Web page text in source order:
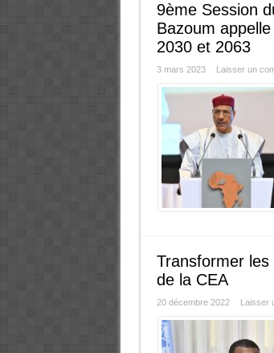
9ème Session
Bazoum
2030 et 2063
3 mars 2023 Laisser un
Transformer
de la CEA
20 décembre 2022 Laisser